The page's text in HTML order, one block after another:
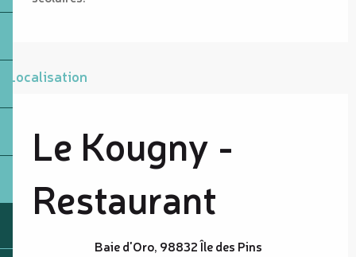
Localisation
Le Kougny -
Restaurant
Baie d'Oro, 98832 Île des Pins